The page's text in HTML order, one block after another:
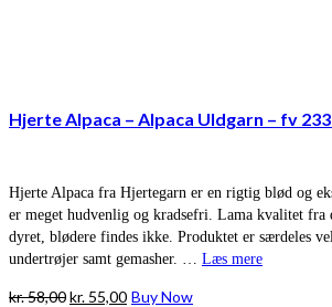
Hjerte Alpaca – Alpaca Uldgarn – fv
Hjerte Alpaca fra Hjertegarn er en rigtig blød og
er meget hudvenlig og kradsefri. Lama kvalitet fra
dyret, blødere findes ikke. Produktet er særdeles
undertrøjer samt gemasher. … Læs mere
kr.58,00Den
kr. 55,00Den
Buy Now